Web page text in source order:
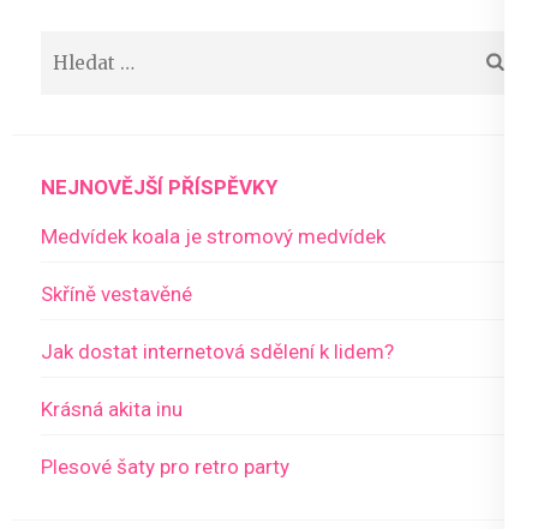
NEJNOVĚJŠÍ PŘÍSPĚVKY
Medvídek koala je stromový medvídek
Skříně vestavěné
Jak dostat internetová sdělení k lidem?
Krásná akita inu
Plesové šaty pro retro party